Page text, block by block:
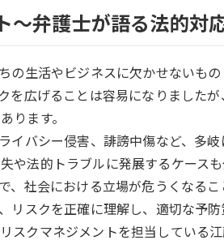
〜弁護士が語る法的対
生活やビジネスに欠かせないもの
を広げることは容易になりました
ります。
バシー侵害、誹謗中傷など、多岐
や法的トラブルに発展するケースも
社会における立場が危うくなるこ
リスクを正確に理解し、適切な予防
スクマネジメントを担当している